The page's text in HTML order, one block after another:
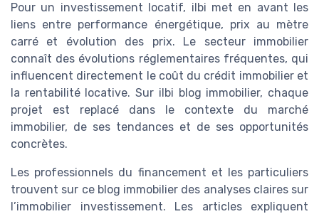
Pour un investissement locatif, ilbi met en avant les
liens entre performance énergétique, prix au mètre
carré et évolution des prix. Le secteur immobilier
connaît des évolutions réglementaires fréquentes, qui
influencent directement le coût du crédit immobilier et
la rentabilité locative. Sur ilbi blog immobilier, chaque
projet est replacé dans le contexte du marché
immobilier, de ses tendances et de ses opportunités
concrètes.
Les professionnels du financement et les particuliers
trouvent sur ce blog immobilier des analyses claires sur
l’immobilier investissement. Les articles expliquent